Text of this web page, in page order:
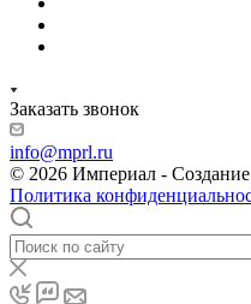
Заказать звонок
info@mprl.ru
© 2026 Империал -
Политика